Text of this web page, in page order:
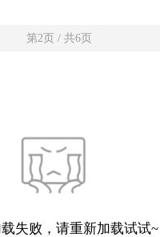
第2页 / 共6页
失败，请重新加载试试~